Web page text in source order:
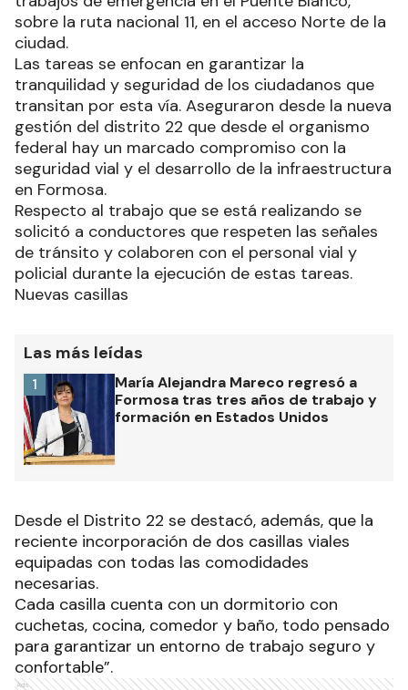
sobre la ruta nacional 11, en el acceso Norte de la
ciudad.
Las tareas se enfocan en garantizar la
tranquilidad y seguridad de los ciudadanos que
transitan por esta vía. Aseguraron desde la nueva
gestión del distrito 22 que desde el organismo
federal hay un marcado compromiso con la
seguridad vial y el desarrollo de la infraestructura
en Formosa.
Respecto al trabajo que se está realizando se
solicitó a conductores que respeten las señales
de tránsito y colaboren con el personal vial y
policial durante la ejecución de estas tareas.
Nuevas casillas
Las más leídas
María Alejandra Mareco regresó a
Formosa tras tres años de trabajo y
formación en Estados Unidos
1
Desde el Distrito 22 se destacó, además, que la
reciente incorporación de dos casillas viales
equipadas con todas las comodidades
necesarias.
Cada casilla cuenta con un dormitorio con
cuchetas, cocina, comedor y baño, todo pensado
para garantizar un entorno de trabajo seguro y
confortable”.
Ads